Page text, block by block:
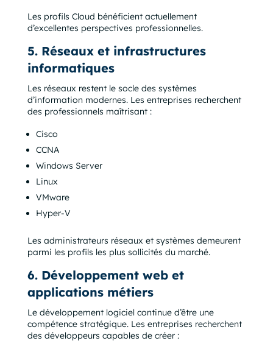
Les profils Cloud bénéficient actuellement
d’excellentes perspectives professionnelles.
5. Réseaux et infrastructures
informatiques
Les réseaux restent le socle des systèmes
d’information modernes. Les entreprises recherchent
des professionnels maîtrisant :
Cisco
CCNA
Windows Server
Linux
VMware
Hyper-V
Les administrateurs réseaux et systèmes demeurent
parmi les profils les plus sollicités du marché.
6. Développement web et
applications métiers
Le développement logiciel continue d’être une
compétence stratégique. Les entreprises recherchent
des développeurs capables de créer :